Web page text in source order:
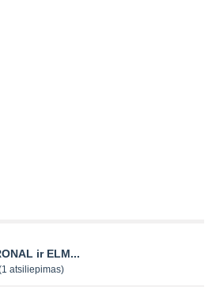
ir ELM...
atsiliepimas)